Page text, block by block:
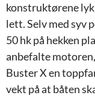
konstruktørene
lett. Selv med syv
50 hk på hekken
anbefalte
Buster X en
vekt på at båten